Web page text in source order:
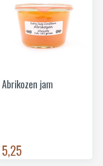
Abrikozen jam
5,25